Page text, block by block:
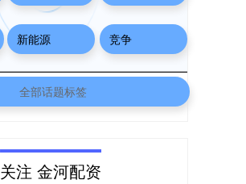
新能源 竞争
全部话题标签
关注 金河配资